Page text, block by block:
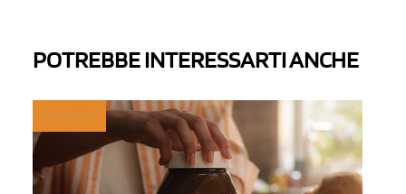
POTREBBE INTERESSARTI ANCHE